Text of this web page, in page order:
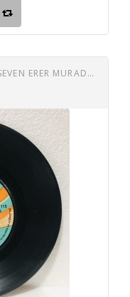
ALİ ŞAN - LAMBYA PÜF DE - SENİ SEVEN ERER MURADA - GEL KİBARIM - GERDANI BEYAZ GELİN 45 LİK PLAK